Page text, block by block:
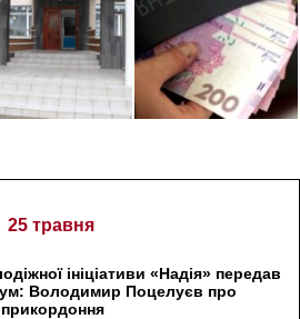
25 травня
ініціативи «Надія» передав
Володимир Поцелуєв про